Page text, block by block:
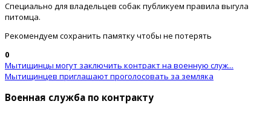
Специально для владельцев собак публикуем правила выгула
питомца.
Рекомендуем сохранить памятку чтобы не потерять
0
Мытищинцы могут заключить контракт на военную служ...
Мытищинцев приглашают проголосовать за земляка
Военная служба по контракту